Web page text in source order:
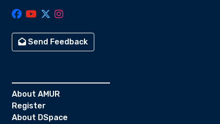
Send Feedback
About AMUR
Register
About DSpace